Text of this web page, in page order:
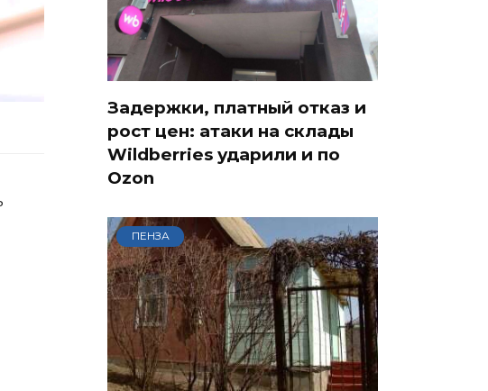
Задержки, платный отказ и
рост цен: атаки на склады
Wildberries ударили и по
Ozon
ПЕНЗА